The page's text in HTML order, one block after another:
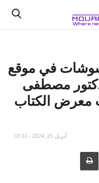
في موقع
مصطفى
معرض الكتاب
أبريل 25, 2024 - 01:33